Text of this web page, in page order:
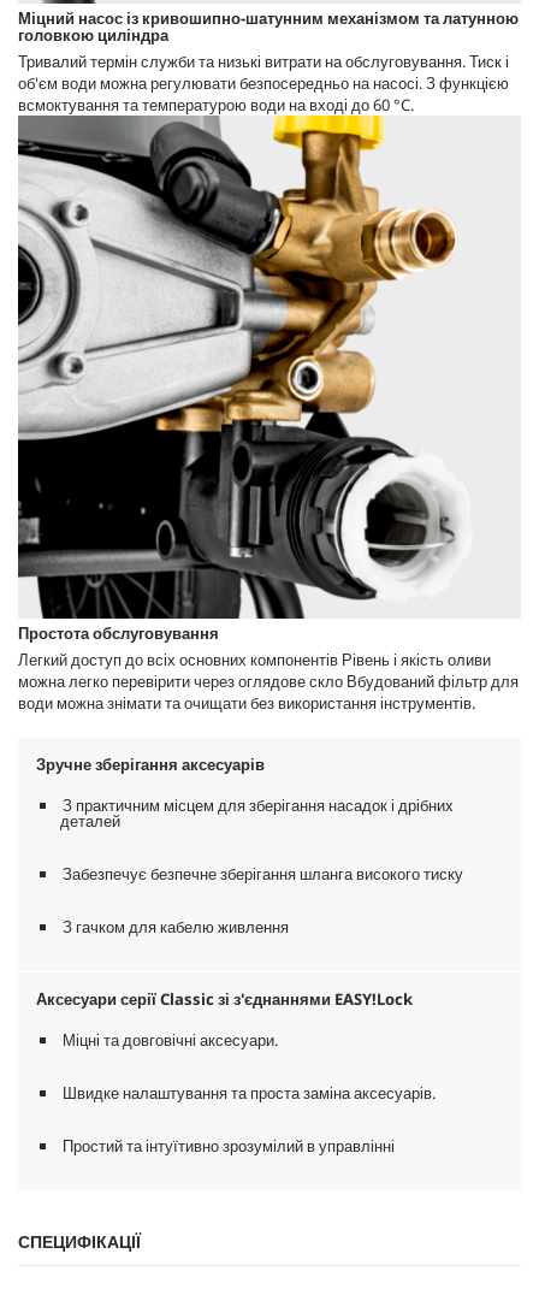
Міцний насос із кривошипно-шатунним механізмом та латунною
головкою циліндра
Тривалий термін служби та низькі витрати на обслуговування. Тиск і
об'єм води можна регулювати безпосередньо на насосі. З функцією
всмоктування та температурою води на вході до 60 °C.
Простота обслуговування
Легкий доступ до всіх основних компонентів Рівень і якість оливи
можна легко перевірити через оглядове скло Вбудований фільтр для
води можна знімати та очищати без використання інструментів.
Зручне зберігання аксесуарів
З практичним місцем для зберігання насадок і дрібних
деталей
Забезпечує безпечне зберігання шланга високого тиску
З гачком для кабелю живлення
Аксесуари серії Classic зі з'єднаннями EASY!Lock
Міцні та довговічні аксесуари.
Швидке налаштування та проста заміна аксесуарів.
Простий та інтуїтивно зрозумілий в управлінні
СПЕЦИФІКАЦІЇ